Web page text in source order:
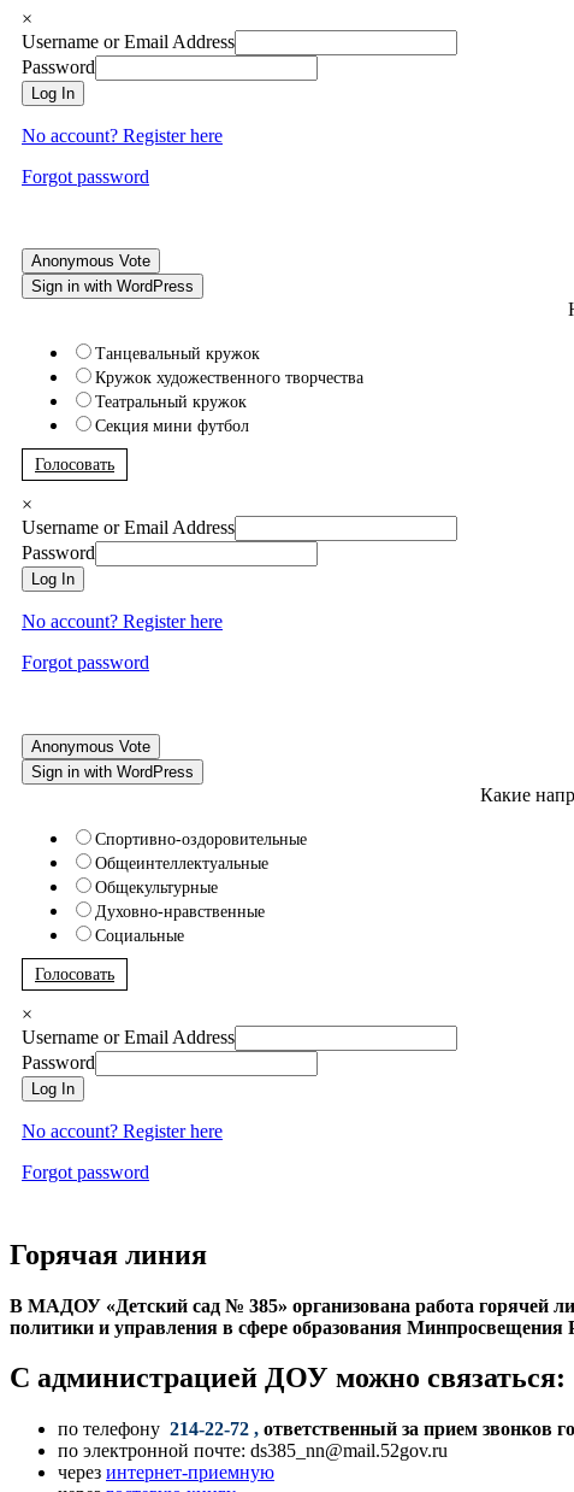
×
Username or Email Address
Password
Log In
No account? Register here
Forgot password
Anonymous Vote
Sign in with WordPress
Танцевальный кружок
Кружок художественного творчества
Театральный кружок
Секция мини футбол
Голосовать
×
Username or Email Address
Password
Log In
No account? Register here
Forgot password
Anonymous Vote
Sign in with WordPress
Какие
Спортивно-оздоровительные
Общеинтеллектуальные
Общекультурные
Духовно-нравственные
Социальные
Голосовать
×
Username or Email Address
Password
Log In
No account? Register here
Forgot password
Горячая линия
В МАДОУ «Детский сад № 385» организована работа горячей
политики и управления в сфере образования Минпросвещения
С администрацией ДОУ можно связаться:
по телефону 214-22-72 , ответственный за прием звонков
по электронной почте: ds385_nn@mail.52gov.ru
через интернет-приемную